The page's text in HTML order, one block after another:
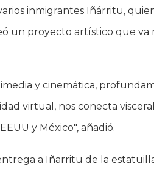
inmigrantes Iñárritu,
un proyecto artístico que va
y cinemática,
virtual, nos conecta
y México", añadió.
a Iñarritu de la